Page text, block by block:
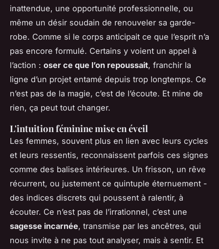
inattendue, une opportunité professionnelle, ou
même un désir soudain de renouveler sa garde-
robe. Comme si le corps anticipait ce que l’esprit n’a
pas encore formulé. Certains y voient un appel à
l’action : oser ce que l’on repoussait, franchir la
ligne d’un projet entamé depuis trop longtemps. Ce
n’est pas de la magie, c’est de l’écoute. Et mine de
rien, ça peut tout changer.
L'intuition féminine mise en éveil
Les femmes, souvent plus en lien avec leurs cycles
et leurs ressentis, reconnaissent parfois ces signes
comme des balises intérieures. Un frisson, un rêve
récurrent, ou justement ce quintuple éternuement -
des indices discrets qui poussent à ralentir, à
écouter. Ce n’est pas de l’irrationnel, c’est une
sagesse incarnée, transmise par les ancêtres, qui
nous invite à ne pas tout analyser, mais à sentir. Et